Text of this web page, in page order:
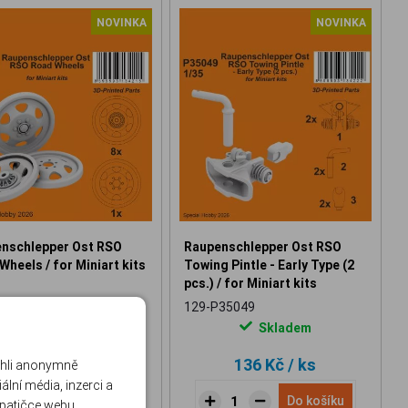
NOVINKA
Ost RSO
/ for Miniart kits
284 Kč/ ks
Do košíku
NOVINKA
Raupenschlepper Ost RSO
Towing Pintle - Early Type (2
pcs.) / for Miniart kits
129-P35049
Skladem
136 Kč/ ks
Do košíku
anonymně
média, inzerci a